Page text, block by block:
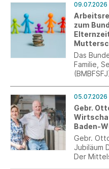
des
Straubing
09.07.2026
zum
Das
Familie,
05.07.2026
Gebr.
Baden-
Gebr.
Jubiläum
Der